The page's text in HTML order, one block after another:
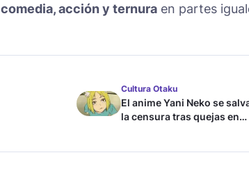
comedia, acción y ternura en partes
Cultura Otaku
El anime Yani Neko se
la censura tras quejas en